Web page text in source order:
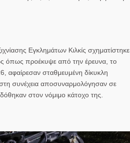
Εγκλημάτων Κιλκίς σχηματίστηκε
όπως προέκυψε από την έρευνα, το
αφαίρεσαν σταθμευμένη δίκυκλη
συνέχεια αποσυναρμολόγησαν σε
στον νόμιμο κάτοχο της.